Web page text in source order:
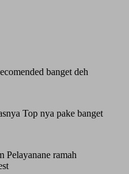
banget deh
Top nya pake banget
Pelayanane ramah